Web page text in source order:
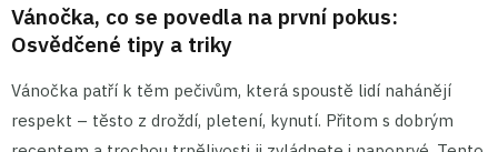
Vánočka, co se povedla na první pokus:
Osvědčené tipy a triky
Vánočka patří k těm pečivům, která spoustě lidí nahánějí
respekt – těsto z droždí, pletení, kynutí. Přitom s dobrým